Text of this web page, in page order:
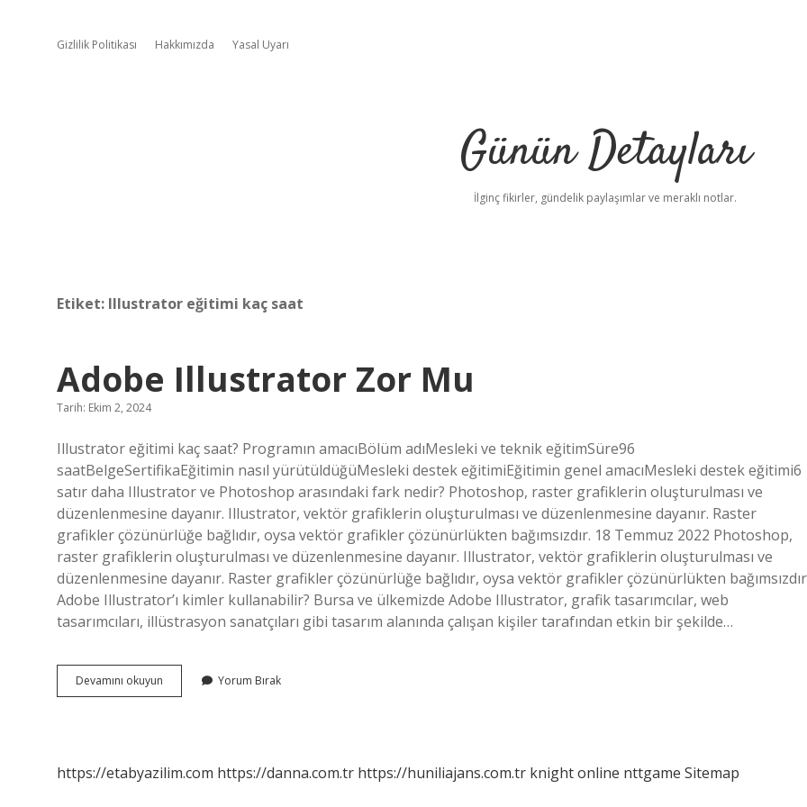
Gizlilik Politikası Hakkımızda Yasal Uyarı
Günün Detayları
İlginç fikirler, gündelik paylaşımlar ve meraklı notlar.
Etiket: Illustrator eğitimi kaç saat
Adobe Illustrator Zor Mu
Tarih: Ekim 2, 2024
Illustrator eğitimi kaç saat? Programın amacıBölüm adıMesleki ve teknik eğitimSüre96
saatBelgeSertifikaEğitimin nasıl yürütüldüğüMesleki destek eğitimiEğitimin genel amacıMesleki destek eğitimi6
satır daha Illustrator ve Photoshop arasındaki fark nedir? Photoshop, raster grafiklerin oluşturulması ve
düzenlenmesine dayanır. Illustrator, vektör grafiklerin oluşturulması ve düzenlenmesine dayanır. Raster
grafikler çözünürlüğe bağlıdır, oysa vektör grafikler çözünürlükten bağımsızdır. 18 Temmuz 2022 Photoshop,
raster grafiklerin oluşturulması ve düzenlenmesine dayanır. Illustrator, vektör grafiklerin oluşturulması ve
düzenlenmesine dayanır. Raster grafikler çözünürlüğe bağlıdır, oysa vektör grafikler çözünürlükten
Adobe Illustrator’ı kimler kullanabilir? Bursa ve ülkemizde Adobe Illustrator, grafik tasarımcılar, web
tasarımcıları, illüstrasyon sanatçıları gibi tasarım alanında çalışan kişiler tarafından etkin bir şekilde…
Devamını okuyun
Illustrator
Yorum Bırak
https://etabyazilim.com https://danna.com.tr https://huniliajans.com.tr knight online nttgame Sitemap